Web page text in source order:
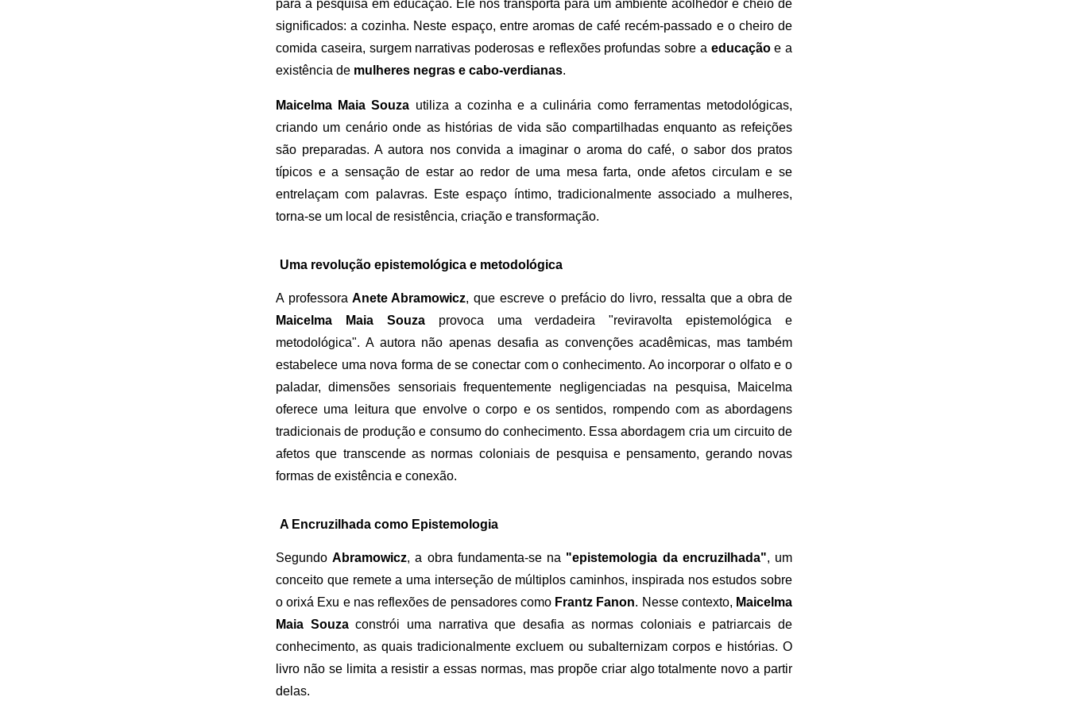
para a pesquisa em educação. Ele nos transporta para um ambiente acolhedor e cheio de
significados: a cozinha. Neste espaço, entre aromas de café recém-passado e o cheiro de
comida caseira, surgem narrativas poderosas e reflexões profundas sobre a educaçãoe a
existência de mulheres negras e cabo-verdianas.
Maicelma Maia Souza utiliza a cozinha e a culinária como ferramentas metodológicas,
criando um cenário onde as histórias de vida são compartilhadas enquanto as refeições
são preparadas. A autora nos convida a imaginar o aroma do café, o sabor dos pratos
típicos e a sensação de estar ao redor de uma mesa farta, onde afetos circulam e se
entrelaçam com palavras. Este espaço íntimo, tradicionalmente associado a mulheres,
torna-se um local de resistência, criação e transformação.
Uma revolução epistemológica e metodológica
A professora Anete Abramowicz, que escreve o prefácio do livro, ressalta que a obra de
Maicelma Maia Souza provoca uma verdadeira "reviravolta epistemológica e
metodológica". A autora não apenas desafia as convenções acadêmicas, mas também
estabelece uma nova forma de se conectar com o conhecimento. Ao incorporar o olfato e o
paladar, dimensões sensoriais frequentemente negligenciadas na pesquisa, Maicelma
oferece uma leitura que envolve o corpo e os sentidos, rompendo com as abordagens
tradicionais de produção e consumo do conhecimento. Essa abordagem cria um circuito de
afetos que transcende as normas coloniais de pesquisa e pensamento, gerando novas
formas de existência e conexão.
A Encruzilhada como Epistemologia
SegundoAbramowicz, a obra fundamenta-se na "epistemologia da encruzilhada", um
conceito que remete a uma interseção de múltiplos caminhos, inspirada nos estudos sobre
o orixá Exu e nas reflexões de pensadores como Frantz Fanon. Nesse contexto, Maicelma
Maia Souzaconstrói uma narrativa que desafia as normas coloniais e patriarcais de
conhecimento, as quais tradicionalmente excluem ou subalternizam corpos e histórias. O
livro não se limita a resistir a essas normas, mas propõe criar algo totalmente novo a partir
delas.